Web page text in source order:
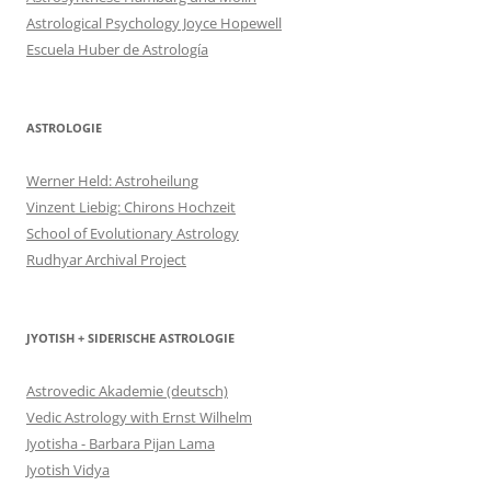
Astrological Psychology Joyce Hopewell
Escuela Huber de Astrología
ASTROLOGIE
Werner Held: Astroheilung
Vinzent Liebig: Chirons Hochzeit
School of Evolutionary Astrology
Rudhyar Archival Project
JYOTISH + SIDERISCHE ASTROLOGIE
Astrovedic Akademie (deutsch)
Vedic Astrology with Ernst Wilhelm
Jyotisha - Barbara Pijan Lama
Jyotish Vidya